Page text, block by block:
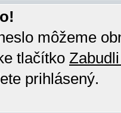
môžeme
tlačítko
prihlásený.